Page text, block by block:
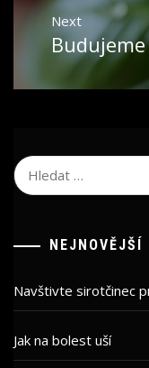
Next
Next
post:
Vyhledávání
NEJNOVĚJŠÍ
Navštivte sirotčinec
Jak na bolest uší